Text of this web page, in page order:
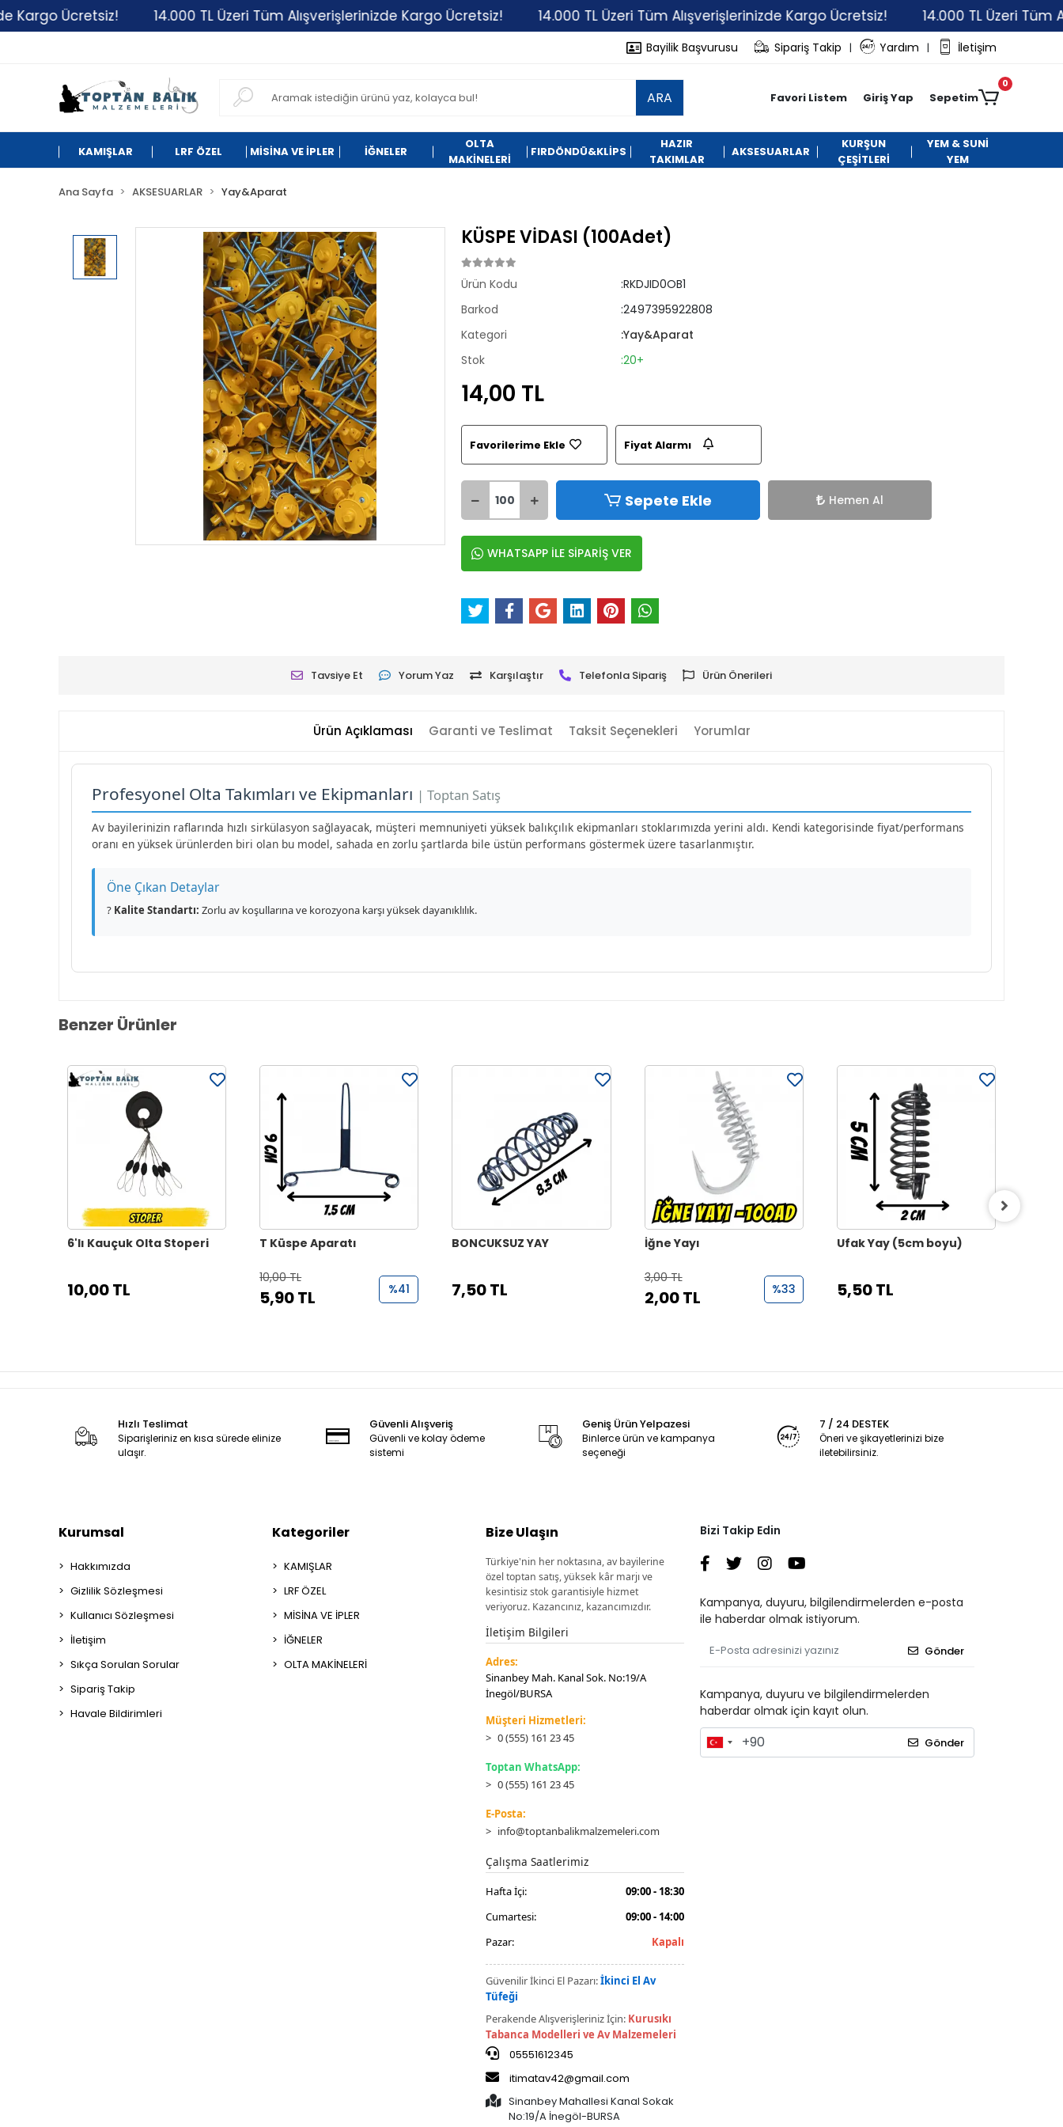
Ücretsiz! 14.000 TL Üzeri Tüm Alışverişlerinizde Kargo Ücretsiz! 14.000 TL Üzeri Tüm Alışverişlerinizde Kargo Ücretsiz! 14.000 TL Üzeri Tüm
Bayilik Başvurusu Sipariş Takip | Yardım | İletişim
ARA Favori Listem Giriş Yap Sepetim
0
KAMIŞLAR LRF ÖZEL MİSİNA VE İPLER İĞNELER
OLTA
MAKİNELERİ
FIRDÖNDÜ&KLİPS
HAZIR
TAKIMLAR
AKSESUARLAR
KURŞUN
ÇEŞİTLERİ
YEM & SUNİ
YEM
Ana Sayfa AKSESUARLAR Yay&Aparat
KÜSPE VİDASI (100Adet)
Ürün Kodu
:RKDJID0OB1
Barkod
:2497395922808
Kategori
:Yay&Aparat
Stok
:20+
14,00 TL
Favorilerime Ekle Fiyat Alarmı
Sepete Ekle Hemen Al
WHATSAPP İLE SİPARİŞ VER
Tavsiye Et Yorum Yaz Karşılaştır Telefonla Sipariş Ürün Önerileri
Ürün Açıklaması Garanti ve Teslimat Taksit Seçenekleri Yorumlar
Profesyonel Olta Takımları ve Ekipmanları | Toptan Satış
Av bayilerinizin raflarında hızlı sirkülasyon sağlayacak, müşteri memnuniyeti yüksek balıkçılık ekipmanları stoklarımızda yerini aldı. Kendi kategorisinde fiyat/performans
oranı en yüksek ürünlerden biri olan bu model, sahada en zorlu şartlarda bile üstün performans göstermek üzere tasarlanmıştır.
Öne Çıkan Detaylar
? Kalite Standartı: Zorlu av koşullarına ve korozyona karşı yüksek dayanıklılık.
Benzer Ürünler
6'lı Kauçuk Olta Stoperi
10,00 TL
T Küspe Aparatı
10,00 TL
5,90 TL %41
BONCUKSUZ YAY
7,50 TL
İğne Yayı
3,00 TL
2,00 TL %33
Ufak Yay (5cm boyu)
5,50 TL
Hızlı Teslimat
Siparişleriniz en kısa sürede elinize
ulaşır.
Güvenli Alışveriş
Güvenli ve kolay ödeme
sistemi
Geniş Ürün Yelpazesi
Binlerce ürün ve kampanya
seçeneği
7 / 24 DESTEK
Öneri ve şikayetlerinizi bize
iletebilirsiniz.
Kurumsal
Hakkımızda
Gizlilik Sözleşmesi
Kullanıcı Sözleşmesi
İletişim
Sıkça Sorulan Sorular
Sipariş Takip
Havale Bildirimleri
Kategoriler
KAMIŞLAR
LRF ÖZEL
MİSİNA VE İPLER
İĞNELER
OLTA MAKİNELERİ
Bize Ulaşın
Türkiye'nin her noktasına, av bayilerine
özel toptan satış, yüksek kâr marjı ve
kesintisiz stok garantisiyle hizmet
veriyoruz. Kazancınız, kazancımızdır.
İletişim Bilgileri
Adres:
Sinanbey Mah. Kanal Sok. No:19/A
İnegöl/BURSA
Müşteri Hizmetleri:
0 (555) 161 23 45
Toptan WhatsApp:
0 (555) 161 23 45
E-Posta:
info@toptanbalikmalzemeleri.com
Çalışma Saatlerimiz
Hafta İçi:
09:00 - 18:30
Cumartesi:
09:00 - 14:00
Pazar:
Kapalı
Güvenilir İkinci El Pazarı:İkinci El Av
Tüfeği
Perakende Alışverişleriniz İçin: Kurusıkı
Tabanca Modelleri ve Av Malzemeleri
05551612345
itimatav42@gmail.com
Sinanbey Mahallesi Kanal Sokak
No:19/A İnegöl-BURSA
Bizi Takip Edin
Kampanya, duyuru, bilgilendirmelerden e-posta
ile haberdar olmak istiyorum.
Gönder
Kampanya, duyuru ve bilgilendirmelerden
haberdar olmak için kayıt olun.
Gönder